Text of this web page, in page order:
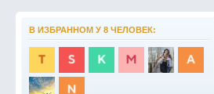
В ИЗБРАННОМ У 8 ЧЕЛОВЕК: